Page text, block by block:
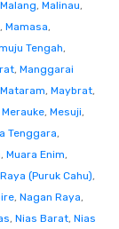
Malang, Malinau,
, Mamasa,
Tengah,
, Manggarai
Mataram, Maybrat,
Merauke, Mesuji,
Tenggara,
, Muara Enim,
(Puruk Cahu),
, Nagan Raya,
, Nias Barat, Nias